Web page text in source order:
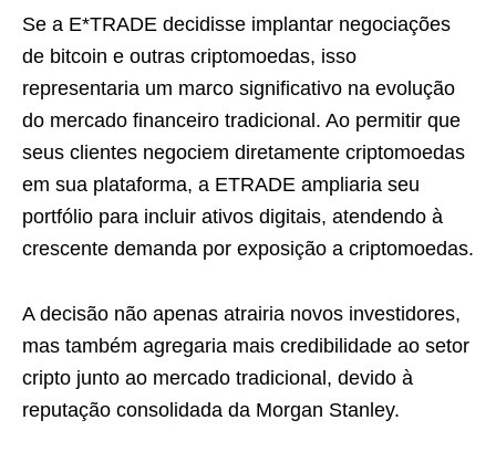
Se a E*TRADE decidisse implantar negociações
de bitcoin e outras criptomoedas, isso
representaria um marco significativo na evolução
do mercado financeiro tradicional. Ao permitir que
seus clientes negociem diretamente criptomoedas
em sua plataforma, a ETRADE ampliaria seu
portfólio para incluir ativos digitais, atendendo à
crescente demanda por exposição a criptomoedas.
A decisão não apenas atrairia novos investidores,
mas também agregaria mais credibilidade ao setor
cripto junto ao mercado tradicional, devido à
reputação consolidada da Morgan Stanley.